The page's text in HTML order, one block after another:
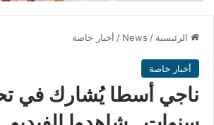
الرئيسية /
News
/ أخبار خاصة
أخبار خاصة